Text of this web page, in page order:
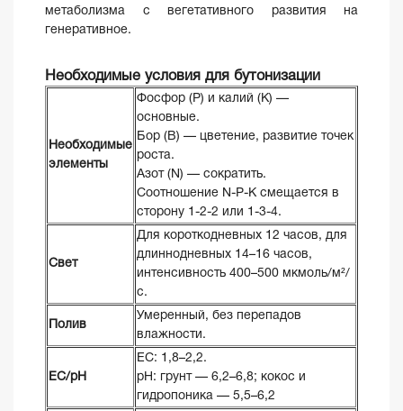
метаболизма с вегетативного развития на
генеративное.
Необходимые условия для бутонизации
Необходимые
элементы
Фосфор (P) и калий (K) —
основные.
Бор (B) — цветение, развитие точек
роста.
Азот (N) — сократить.
Соотношение N-P-K смещается в
сторону 1-2-2 или 1-3-4.
Свет
Для короткодневных 12 часов, для
длиннодневных 14–16 часов,
интенсивность 400–500 мкмоль/м²/
с.
Полив
Умеренный, без перепадов
влажности.
ЕС/pH
EC: 1,8–2,2.
pH: грунт — 6,2–6,8; кокос и
гидропоника — 5,5–6,2